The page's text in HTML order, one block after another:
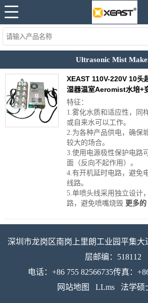
Ultrasonic Mist
XEAST 110V-220V 10头
湿器温室Aeromist水培+
特征：
1.雾化水质和适应性，同
或自来水可以工作。
2.为各种产品供电，确保
较大的场合。
3.使用电源极性保护电路
面（反向不起作用）。
4.有开机延时电路，避免
线路。
5.单喷头线采用独立设计
路，避免喷嘴烧毁 更多的
深圳市龙岗区南岗上里朗工业园平集大
层邮编：518112
电话：+86 755 82566735传真：
网站地图
LLms 法学硕